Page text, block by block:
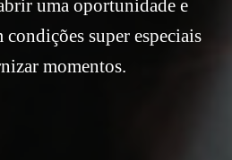
uma oportunidade e
condições super especiais
momentos.